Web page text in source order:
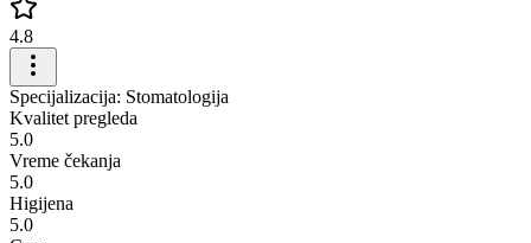
4.8
Specijalizacija: Stomatologija
Kvalitet pregleda
5.0
Vreme čekanja
5.0
Higijena
5.0